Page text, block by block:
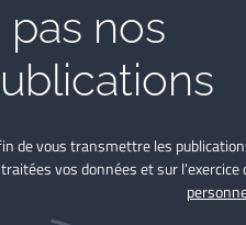
nos
de vous transmettre les
vos données et sur